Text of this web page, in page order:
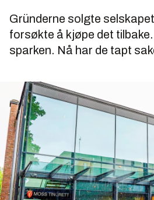
Gründerne solgte
forsøkte å kjøpe det
sparken. Nå har de tapt